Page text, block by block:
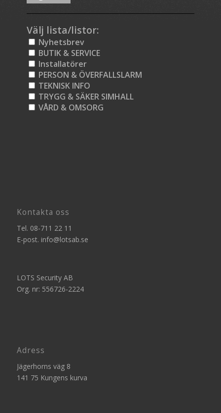
Välj lista/listor:
Nyhetsbrev
BUTIK & SERVICE
Installatörer
PERSON & ÖVERFALLSLARM
TEKNISK INFO
TRYGG & SÄKER SIMHALL
VÅRD & OMSORG
Kontakta oss
Tel. 08-711 22 11
E-post. info@lotsab.se
LOTS Security AB
Org. nr: 556726-2224
Adress
Jägerhorns väg 8
141 75 Kungens kurva